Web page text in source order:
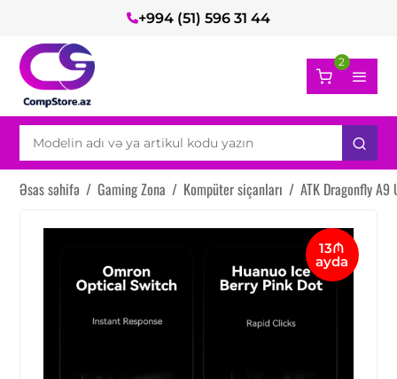
+994 (51) 596 31 44
2
Əsas səhifə / Gaming Zona / Kompüter siçanları / ATK Dragonfly
13₼
ayda